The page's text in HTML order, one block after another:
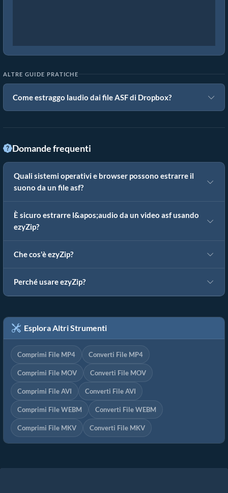
ALTRE GUIDE PRATICHE
Come estraggo laudio dai file ASF di Dropbox?
Domande frequenti
Quali sistemi operativi e browser possono estrarre il
suono da un file asf?
È sicuro estrarre l&apos;audio da un video asf usando
ezyZip?
Che cos'è ezyZip?
Perché usare ezyZip?
Esplora Altri Strumenti
Comprimi File MP4 Converti File MP4
Comprimi File MOV Converti File MOV
Comprimi File AVI Converti File AVI
Comprimi File WEBM Converti File WEBM
Comprimi File MKV Converti File MKV